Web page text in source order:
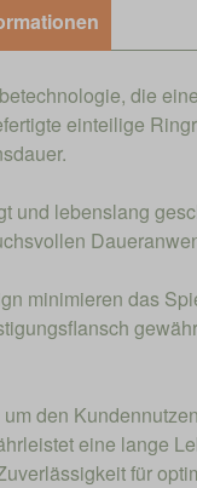
die
einteilige
lebenslang
minimieren das
den
eine lange
für